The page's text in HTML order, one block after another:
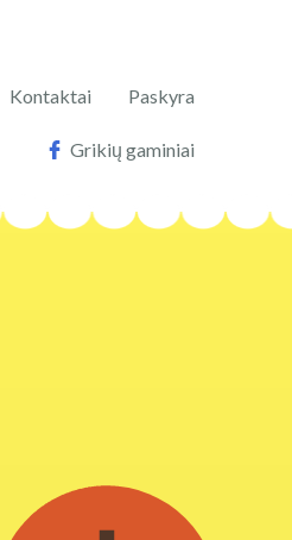
Kontaktai Paskyra
Grikių gaminiai